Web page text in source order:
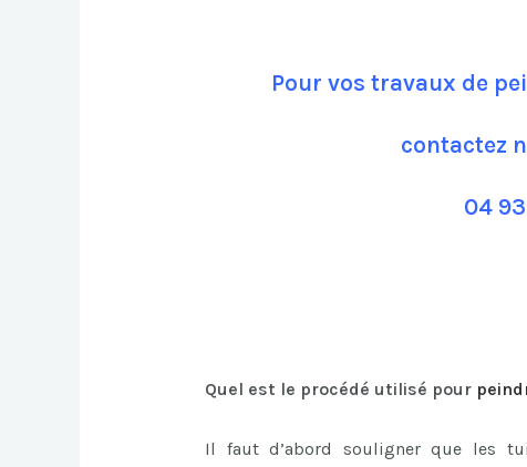
Pour vos travaux de
contactez
04
Quel est le procédé utilisé pour
Il faut d’abord souligner que les